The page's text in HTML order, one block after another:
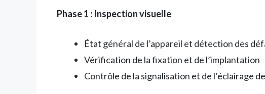
Phase 1 : Inspection visuelle
État général de l’appareil et détection des
Vérification de la fixation et de l’implantation
Contrôle de la signalisation et de l’éclairage